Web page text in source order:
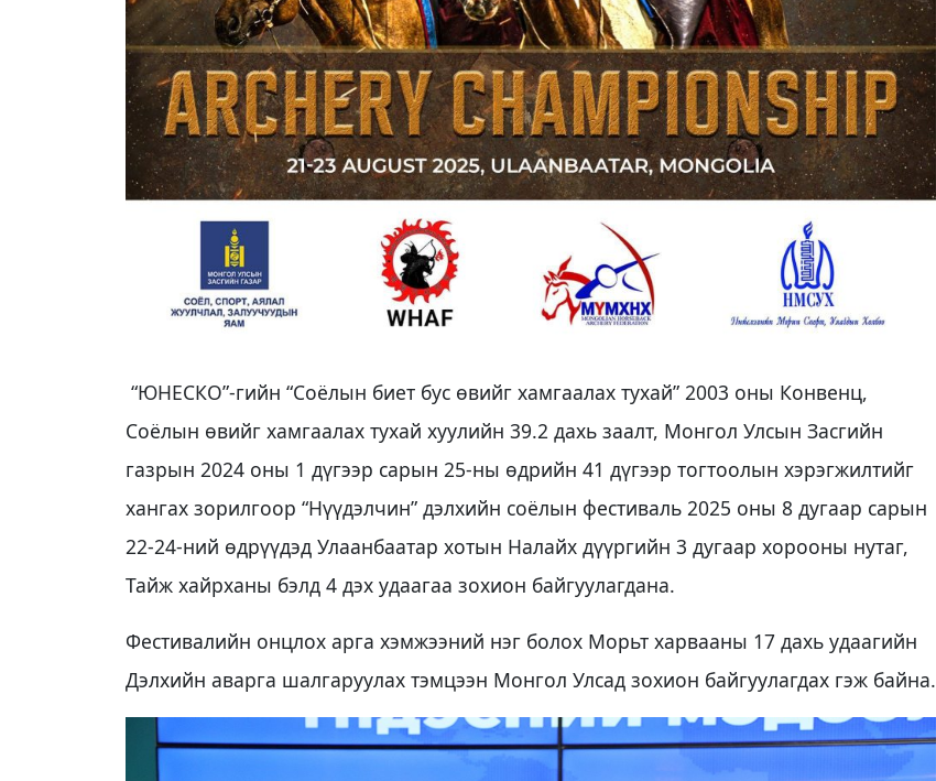
“ЮНЕСКО”-гийн “Соёлын биет бус өвийг хамгаалах тухай” 2003 оны Конвенц,
Соёлын өвийг хамгаалах тухай хуулийн 39.2 дахь заалт, Монгол Улсын Засгийн
газрын 2024 оны 1 дүгээр сарын 25-ны өдрийн 41 дүгээр тогтоолын хэрэгжилтийг
хангах зорилгоор “Нүүдэлчин” дэлхийн соёлын фестиваль 2025 оны 8 дугаар сарын
22-24-ний өдрүүдэд Улаанбаатар хотын Налайх дүүргийн 3 дугаар хорооны нутаг,
Тайж хайрханы бэлд 4 дэх удаагаа зохион байгуулагдана.
Фестивалийн онцлох арга хэмжээний нэг болох Морьт харвааны 17 дахь удаагийн
Дэлхийн аварга шалгаруулах тэмцээн Монгол Улсад зохион байгуулагдах гэж байна.